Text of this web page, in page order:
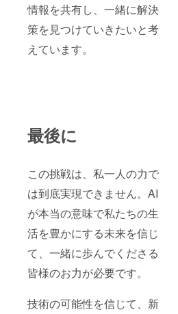
情報を共有し、一緒に解決
策を見つけていきたいと考
えています。
最後に
この挑戦は、私一人の力で
は到底実現できません。AI
が本当の意味で私たちの生
活を豊かにする未来を信じ
て、一緒に歩んでくださる
皆様のお力が必要です。
技術の可能性を信じて、新